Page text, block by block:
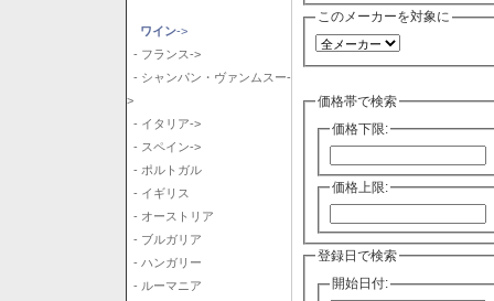
ワイン->
- フランス->
- シャンパン・ヴァンムスー-
>
- イタリア->
- スペイン->
- ポルトガル
- イギリス
- オーストリア
- ブルガリア
- ハンガリー
- ルーマニア
このメーカーを対象に
価格帯で検索
価格下限:
価格上限:
登録日で検索
開始日付: